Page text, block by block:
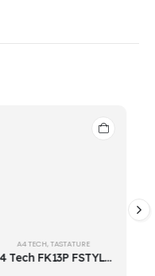
LOGITECH,TASTATURE